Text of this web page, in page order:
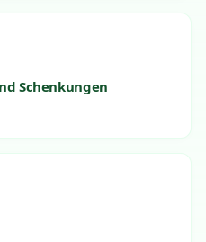
Schenkungen